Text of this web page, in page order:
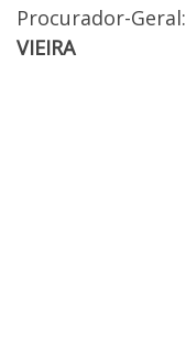
Procurador-Geral:
VIEIRA